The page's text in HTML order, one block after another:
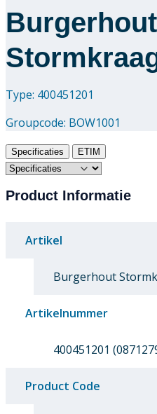
Burgerhout
Type: 400451201
Groupcode: BOW1001
Specificaties ETIM
Product Informatie
Artikel
Burgerhout
Artikelnummer
400451201
Product Code